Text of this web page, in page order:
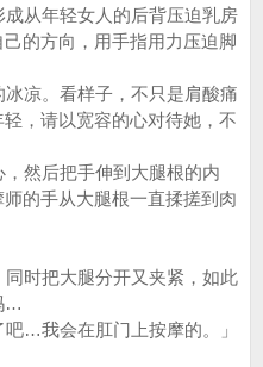
从年轻女人的后背压迫乳房
的方向，用手指用力压迫脚
凉。看样子，不只是肩酸痛
，请以宽容的心对待她，不
然后把手伸到大腿根的内
的手从大腿根一直揉搓到肉
时把大腿分开又夹紧，如此
…
…我会在肛门上按摩的。」